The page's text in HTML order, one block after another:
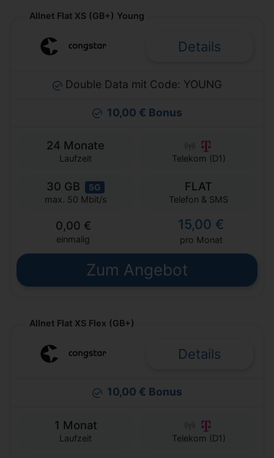
Allnet Flat XS (GB+) Young
Details
Double Data mit Code: YOUNG
10,00 € Bonus
24 Monate
Laufzeit Telekom (D1)
30 GB 5G
max. 50 Mbit/s
FLAT
Telefon & SMS
0,00 €
einmalig
15,00 €
pro Monat
Zum Angebot
Allnet Flat XS Flex (GB+)
Details
10,00 € Bonus
1 Monat
Laufzeit Telekom (D1)